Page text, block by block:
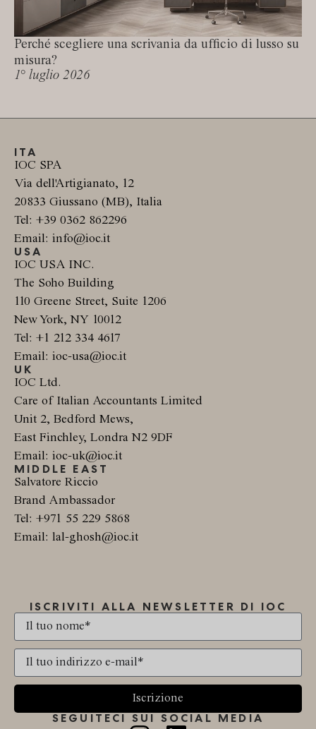
Perché scegliere una scrivania da ufficio di lusso su
misura?
1° luglio 2026
ITA
IOC SPA
Via dell'Artigianato, 12
20833 Giussano (MB), Italia
Tel: +39 0362 862296
Email: info@ioc.it
USA
IOC USA INC.
The Soho Building
110 Greene Street, Suite 1206
New York, NY 10012
Tel: +1 212 334 4617
Email: ioc-usa@ioc.it
UK
IOC Ltd.
Care of Italian Accountants Limited
Unit 2, Bedford Mews,
East Finchley, Londra N2 9DF
Email: ioc-uk@ioc.it
MIDDLE EAST
Salvatore Riccio
Brand Ambassador
Tel: +971 55 229 5868
Email: lal-ghosh@ioc.it
ISCRIVITI ALLA NEWSLETTER DI IOC
Iscrizione
SEGUITECI SUI SOCIAL MEDIA